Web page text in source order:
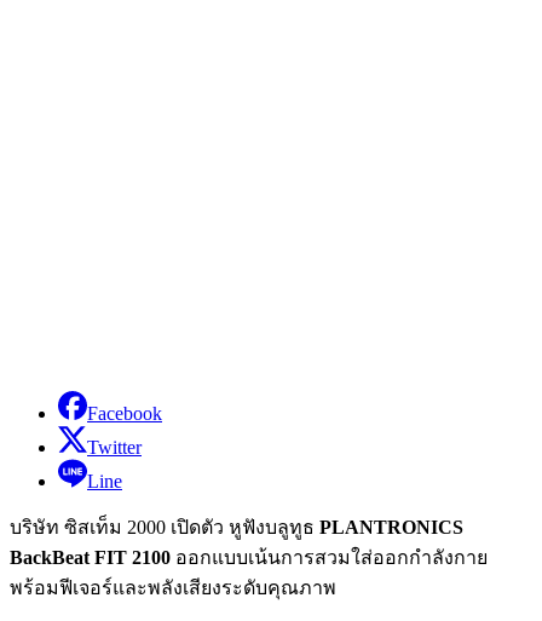
Facebook
Twitter
Line
บริษัท ซิสเท็ม 2000 เปิดตัว หูฟังบลูทูธ PLANTRONICS
BackBeat FIT 2100 ออกแบบเน้นการสวมใส่ออกกำลังกาย
พร้อมฟีเจอร์และพลังเสียงระดับคุณภาพ